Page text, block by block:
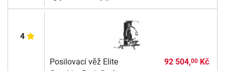
4
Posilovací věž Elite
92 504,00Kč